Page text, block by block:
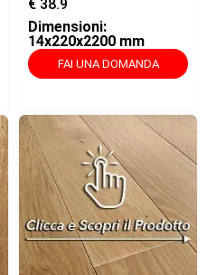
€ 38.9
Dimensioni:
14x220x2200 mm
FAI UNA DOMANDA